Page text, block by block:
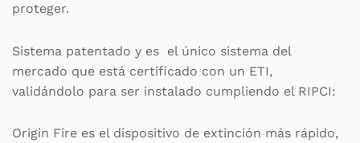
proteger.
Sistema patentado y es el único sistema del
mercado que está certificado con un ETI,
validándolo para ser instalado cumpliendo el RIPCI:
Origin Fire es el dispositivo de extinción más rápido,